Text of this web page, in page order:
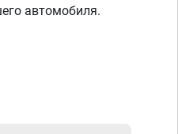
автомобиля.